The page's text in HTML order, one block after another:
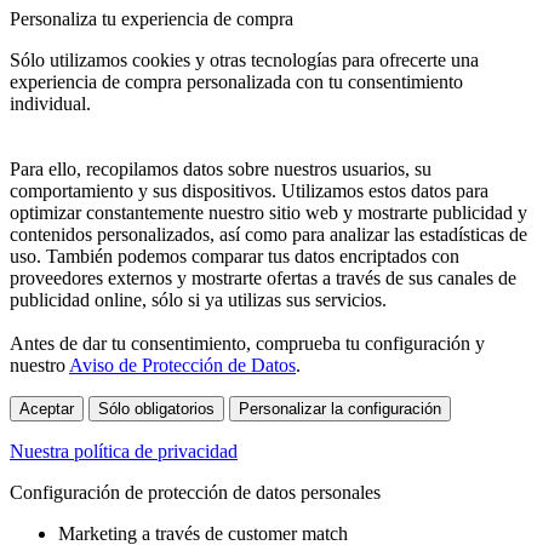
Personaliza tu experiencia de compra
Sólo utilizamos cookies y otras tecnologías para ofrecerte una
experiencia de compra personalizada con tu consentimiento
individual.
Para ello, recopilamos datos sobre nuestros usuarios, su
comportamiento y sus dispositivos. Utilizamos estos datos para
optimizar constantemente nuestro sitio web y mostrarte publicidad y
contenidos personalizados, así como para analizar las estadísticas de
uso. También podemos comparar tus datos encriptados con
proveedores externos y mostrarte ofertas a través de sus canales de
publicidad online, sólo si ya utilizas sus servicios.
Antes de dar tu consentimiento, comprueba tu configuración y
nuestro Aviso de Protección de Datos.
Aceptar Sólo obligatorios Personalizar la configuración
Nuestra política de privacidad
Configuración de protección de datos personales
Marketing a través de customer match